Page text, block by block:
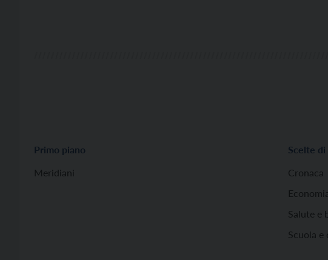
Primo piano
Meridiani
Scelte
Cronaca
Salute e
Scuola e